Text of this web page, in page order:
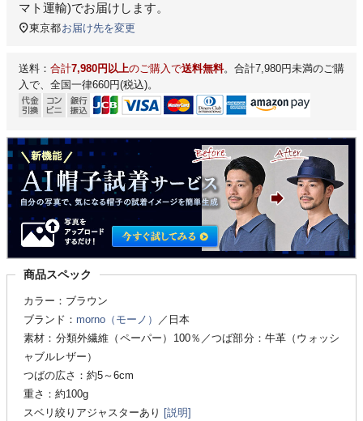
マト運輸)でお届けします。
東京都お届け先を変更
送料： 合計7,980円以上のご購入で送料無料。合計7,980円未満のご購
入で、全国一律660円(税込)。
商品スペック
カラー：ブラウン
ブランド： morno（モーノ）
／日本
素材：分類外繊維（ペーパー）100％／つば部分：牛革（ウォッシ
ャブルレザー）
つばの広さ：約5～6cm
重さ：約100g
スベリ絞りアジャスターあり [説明]